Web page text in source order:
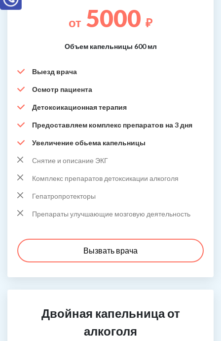
от 5000 ₽
Объем капельницы 600 мл
Выезд врача
Осмотр пациента
Детоксикационная терапия
Предоставляем комплекс препаратов на 3 дня
Увеличение обьема капельницы
Снятие и описание ЭКГ
Комплекс препаратов детоксикации алкоголя
Гепатропротекторы
Препараты улучшающие мозговую деятельность
Вызвать врача
Двойная капельница от
алкоголя